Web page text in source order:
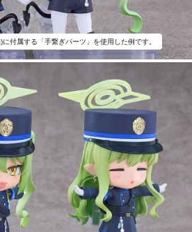
付属する「手繋ぎパーツ」を使用した例です。